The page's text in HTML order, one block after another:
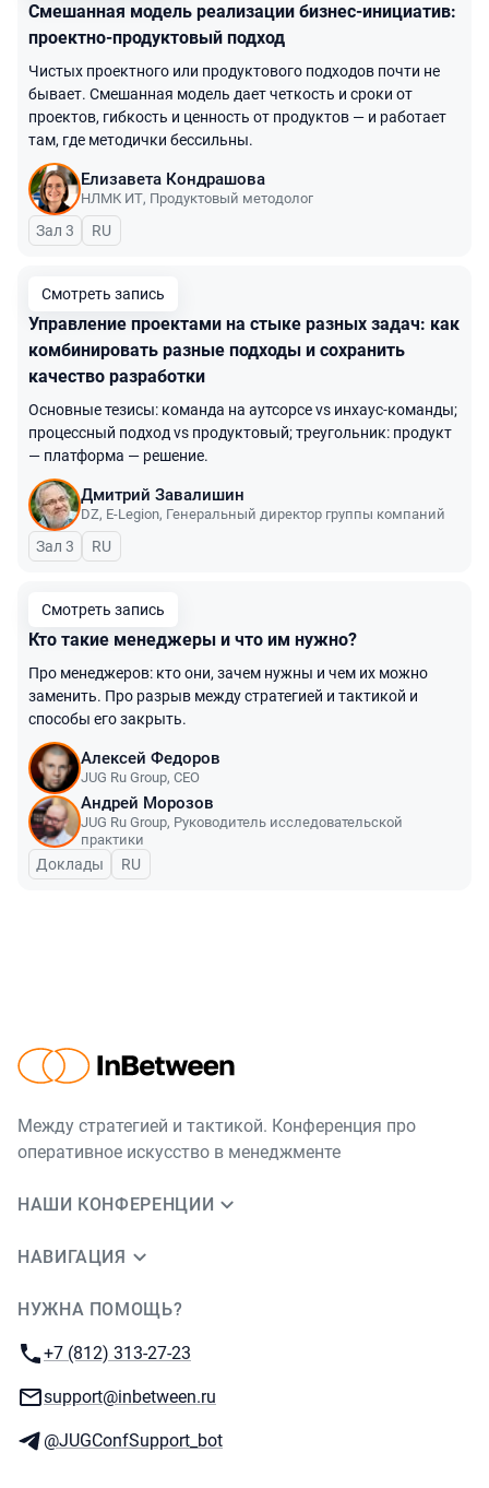
Смешанная модель реализации бизнес-инициатив:
проектно-продуктовый подход
Чистых проектного или продуктового подходов почти не
бывает. Смешанная модель дает четкость и сроки от
проектов, гибкость и ценность от продуктов — и работает
там, где методички бессильны.
Елизавета Кондрашова
НЛМК ИТ, Продуктовый методолог
Зал 3 На русском языке
RU
Смотреть запись
Управление проектами на стыке разных задач: как
комбинировать разные подходы и сохранить
качество разработки
Основные тезисы: команда на аутсорсе vs инхаус-команды;
процессный подход vs продуктовый; треугольник: продукт
— платформа — решение.
Дмитрий Завалишин
DZ, E-Legion, Генеральный директор группы компаний
Зал 3 На русском языке
RU
Смотреть запись
Кто такие менеджеры и что им нужно?
Про менеджеров: кто они, зачем нужны и чем их можно
заменить. Про разрыв между стратегией и тактикой и
способы его закрыть.
Алексей Федоров
JUG Ru Group, CEO
Андрей Морозов
JUG Ru Group, Руководитель исследовательской
практики
Доклады На русском языке
RU
Между стратегией и тактикой. Конференция про
оперативное искусство в менеджменте
НАШИ КОНФЕРЕНЦИИ
НАВИГАЦИЯ
НУЖНА ПОМОЩЬ?
Телефон:
+7 (812) 313-27-23
E-mail:
support@inbetween.ru
Телеграм:
@JUGConfSupport_bot